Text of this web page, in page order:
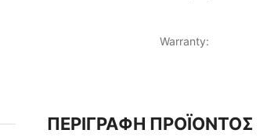
Warranty:
ΠΕΡΙΓΡΑΦΉ ΠΡΟΪΌΝΤΟΣ